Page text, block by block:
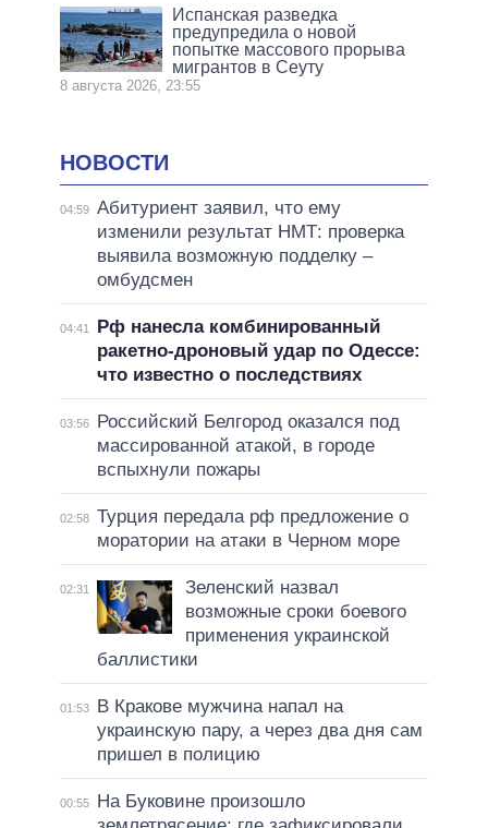
Испанская разведка
предупредила о новой
попытке массового прорыва
мигрантов в Сеуту
8 августа 2026, 23:55
НОВОСТИ
04:59 Абитуриент заявил, что ему
изменили результат НМТ: проверка
выявила возможную подделку –
омбудсмен
04:41
Рф нанесла комбинированный
ракетно-дроновый удар по Одессе:
что известно о последствиях
03:56
Российский Белгород оказался под
массированной атакой, в городе
вспыхнули пожары
02:58 Турция передала рф предложение о
моратории на атаки в Черном море
02:31
Зеленский назвал
возможные сроки боевого
применения украинской
баллистики
01:53
В Кракове мужчина напал на
украинскую пару, а через два дня сам
пришел в полицию
00:55
На Буковине произошло